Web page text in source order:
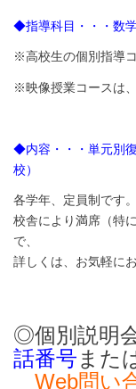
◆指導科目・・・数
※高校生の個別指導
※映像授業コースは
◆内容・・・単元別
校）
各学年、定員制です。
校舎により満席（特
で、
詳しくは、お気軽に
◎個別説明
話番号 また
Web問い